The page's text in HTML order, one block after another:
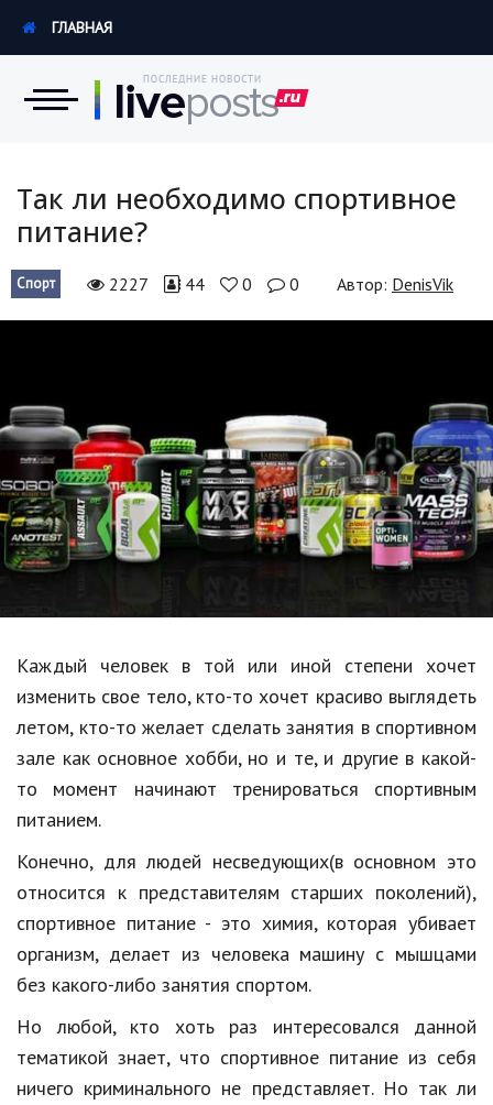
Экономика
Происшествия
Наука и техника
Политика
Образование
В мире
Спорт
Знаменитости
Статьи
Обзоры
Рецепты
Красота и здоровье
Hi-Tech. Интернет
Авто, мото
Дом и сад
ГЛАВНАЯ
Так ли необходимо спортивное
питание?
Спорт 2227 44 0 0 Автор: DenisVik
Каждый человек в той или иной степени хочет
изменить свое тело, кто-то хочет красиво выглядеть
летом, кто-то желает сделать занятия в спортивном
зале как основное хобби, но и те, и другие в какой-
то момент начинают тренироваться спортивным
питанием.
Конечно, для людей несведующих(в основном это
относится к представителям старших поколений),
спортивное питание - это химия, которая убивает
организм, делает из человека машину с мышцами
без какого-либо занятия спортом.
Но любой, кто хоть раз интересовался данной
тематикой знает, что спортивное питание из себя
ничего криминального не представляет. Но так ли